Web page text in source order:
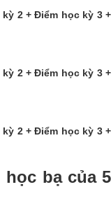
2 + Điểm học kỳ 3 +
2 + Điểm học kỳ 3 +
2 + Điểm học kỳ 3 +
học bạ của 5